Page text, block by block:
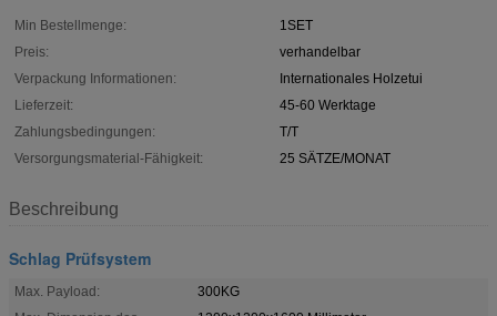
Min Bestellmenge:
1SET
Preis:
verhandelbar
Verpackung Informationen:
Internationales Holzetui
Lieferzeit:
45-60 Werktage
Zahlungsbedingungen:
T/T
Versorgungsmaterial-Fähigkeit:
25 SÄTZE/MONAT
Beschreibung
Schlag Prüfsystem
Max. Payload:
300KG